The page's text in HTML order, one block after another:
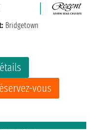
vous
Bridgetown